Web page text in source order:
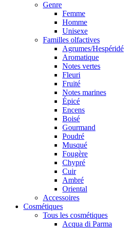
Genre
Femme
Homme
Unisexe
Familles olfactives
Agrumes/Hespéridé
Aromatique
Notes vertes
Fleuri
Fruité
Notes marines
Épicé
Encens
Boisé
Gourmand
Poudré
Musqué
Fougère
Chypré
Cuir
Ambré
Oriental
Accessoires
Cosmétiques
Tous les cosmétiques
Acqua di Parma